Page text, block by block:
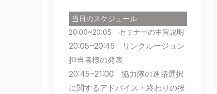
当日のスケジュール
20:00~20:05 セミナーの主旨説明
20:05~20:45 リンクルージョン
担当者様の発表
20:45~21:00 協力隊の進路選択
に関するアドバイス・終わりの挨